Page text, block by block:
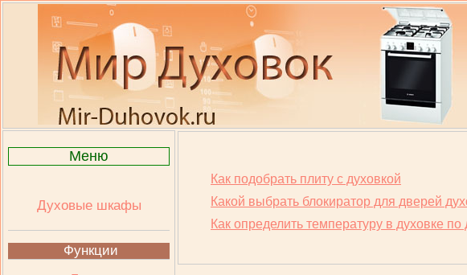
Меню
Духовые шкафы
Функции
Как подобрать плиту с духовкой
Какой выбрать блокиратор для дверей
Как определить температуру в духовке